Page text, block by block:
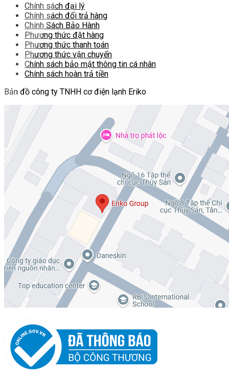
Chính sách đại lý
Chính sách đổi trả hàng
Chính Sách Bảo Hành
Phương thức đặt hàng
Phương thức thanh toán
Phương thức vận chuyển
Chính sách bảo mật thông tin cá nhân
Chính sách hoàn trả tiền
Bản đồ công ty TNHH cơ điện lạnh Eriko